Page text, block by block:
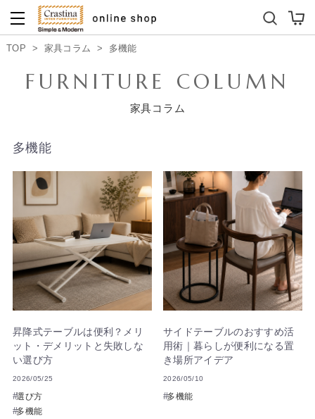
ダイニングテーブルセット
TOP > 家具コラム > 多機能
FURNITURE COLUMN
家具コラム
多機能
昇降式テーブルは便利？メリ
ット・デメリットと失敗しな
い選び方
2026/05/25
選び方
多機能
サイドテーブルのおすすめ活
用術｜暮らしが便利になる置
き場所アイデア
2026/05/10
多機能